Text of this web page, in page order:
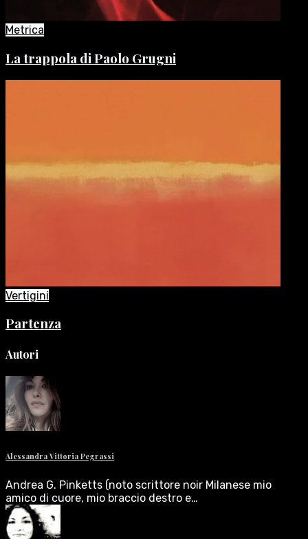
Metrica
La trappola di Paolo Grugni
Vertigini
Partenza
Autori
Alessandra Vittoria Pegrassi
Andrea G. Pinketts (noto scrittore noir Milanese mio
amico di cuore, mio braccio destro e…